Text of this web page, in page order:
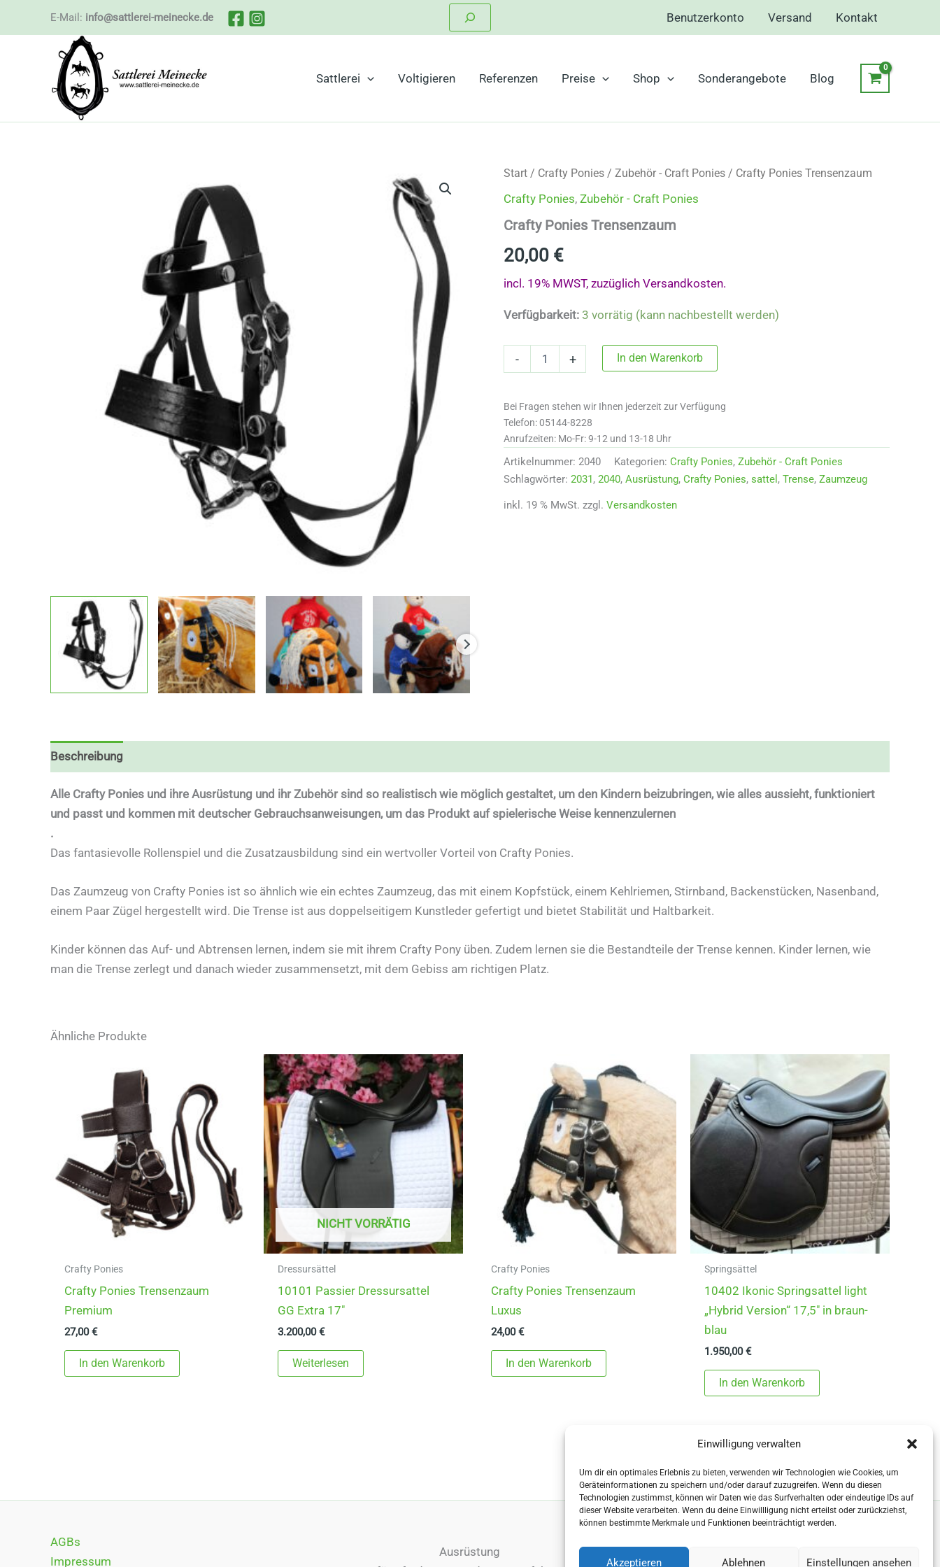
Einwilligung verwalten
Um dir ein optimales Erlebnis zu bieten, verwenden wir Technologien wie Cookies, um
Geräteinformationen zu speichern und/oder darauf zuzugreifen. Wenn du diesen
Technologien zustimmst, können wir Daten wie das Surfverhalten oder eindeutige IDs auf
dieser Website verarbeiten. Wenn du deine Einwillligung nicht erteilst oder zurückziehst,
können bestimmte Merkmale und Funktionen beeinträchtigt werden.
Akzeptieren Ablehnen Einstellungen ansehen
E-Mail: info@sattlerei-meinecke.de Benutzerkonto Versand Kontakt
Sattlerei Voltigieren Referenzen Preise Shop Sonderangebote Blog
Start / Crafty Ponies / Zubehör - Craft Ponies / Crafty Ponies Trensenzaum
Crafty Ponies, Zubehör - Craft Ponies
Crafty Ponies Trensenzaum
20,00 €
incl. 19% MWST, zuzüglich Versandkosten.
Verfügbarkeit: 3 vorrätig (kann nachbestellt werden)
- + In den Warenkorb
Bei Fragen stehen wir Ihnen jederzeit zur Verfügung
Telefon: 05144-8228
Anrufzeiten: Mo-Fr: 9-12 und 13-18 Uhr
Artikelnummer: 2040 Kategorien: Crafty Ponies, Zubehör - Craft Ponies
Schlagwörter: 2031, 2040, Ausrüstung, Crafty Ponies, sattel , Trense, Zaumzeug
inkl. 19 % MwSt. zzgl. Versandkosten
Beschreibung
Alle Crafty Ponies und ihre Ausrüstung und ihr Zubehör sind so realistisch wie möglich gestaltet, um den Kindern beizubringen, wie alles aussieht, funktioniert
und passt und kommen mit deutscher Gebrauchsanweisungen, um das Produkt auf spielerische Weise kennenzulernen
.
Das fantasievolle Rollenspiel und die Zusatzausbildung sind ein wertvoller Vorteil von Crafty Ponies.
Das Zaumzeug von Crafty Ponies ist so ähnlich wie ein echtes Zaumzeug, das mit einem Kopfstück, einem Kehlriemen, Stirnband, Backenstücken, Nasenband,
einem Paar Zügel hergestellt wird. Die Trense ist aus doppelseitigem Kunstleder gefertigt und bietet Stabilität und Haltbarkeit.
Kinder können das Auf- und Abtrensen lernen, indem sie mit ihrem Crafty Pony üben. Zudem lernen sie die Bestandteile der Trense kennen. Kinder lernen, wie
man die Trense zerlegt und danach wieder zusammensetzt, mit dem Gebiss am richtigen Platz.
Ähnliche Produkte
Crafty Ponies
Crafty Ponies Trensenzaum
Premium
27,00€
In den Warenkorb
NICHT VORRÄTIG
Dressursättel
10101 Passier Dressursattel
GG Extra 17″
3.200,00€
Weiterlesen
Crafty Ponies
Crafty Ponies Trensenzaum
Luxus
24,00€
In den Warenkorb
Springsättel
10402 Ikonic Springsattel light
„Hybrid Version“ 17,5″ in braun-
blau
1.950,00€
In den Warenkorb
AGBs
Impressum
Ausrüstung
Copyright © 2026 - Sattlerei Meinecke